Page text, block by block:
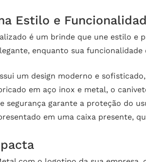
Estilo e
é um brinde que une estilo e
enquanto sua
um design moderno e
em aço inox e metal, o
segurança garante a proteção do
em uma caixa presente,